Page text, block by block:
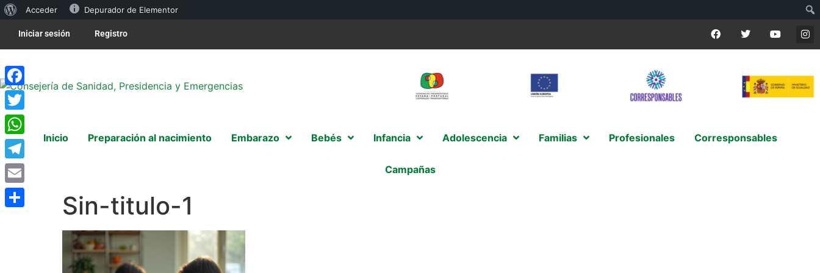
Acceder Depurador de Elementor
Iniciar sesión Registro
Inicio Preparación al nacimiento Embarazo Bebés Infancia Adolescencia Familias Profesionales Corresponsables
Campañas
Sin-titulo-1
Facebook
Twitter
WhatsApp
Telegram
Email